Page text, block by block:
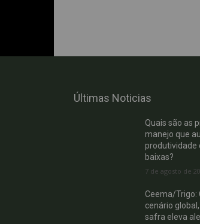
Últimas Noticias
Quais são as
manejo que
produtividade
baixas?
7 de agosto de
Ceema/Trigo:
cenário
safra eleva